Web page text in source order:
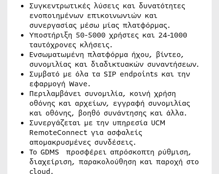
Συγκεντρωτικές λύσεις και δυνατότητες
ενοποιημένων επικοινωνιών και
συνεργασίας μέσω μίας πλατφόρμας.
Υποστήριξη 50-5000 χρήστες και 24-1000
ταυτόχρονες κλήσεις.
Ενσωματωμένη πλατφόρμα ήχου, βίντεο,
συνομιλίας και διαδικτυακών συναντήσεων.
Συμβατό με όλα τα SIP endpoints και την
εφαρμογή Wave.
Περιλαμβάνει συνομιλία, κοινή χρήση
οθόνης και αρχείων, εγγραφή συνομιλίας
και οθόνης, βοηθό συνάντησης και άλλα.
Συνεργάζεται με την υπηρεσία UCM
RemoteConnect για ασφαλείς
απομακρυσμένες συνδέσεις.
Το GDMS προσφέρει απρόσκοπτη ρύθμιση,
διαχείριση, παρακολούθηση και παροχή στο
cloud.